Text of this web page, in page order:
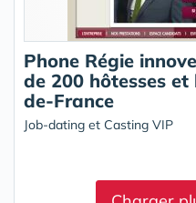
Phone Régie
de 200 hôtesses
de-France
Job-dating et Casting VIP